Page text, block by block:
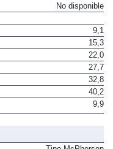
No disponible
9,1
15,3
22,0
27,7
32,8
40,2
9,9